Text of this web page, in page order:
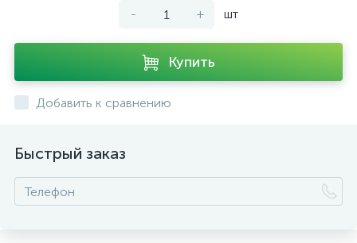
- + шт
Купить
Добавить к сравнению
Быстрый заказ